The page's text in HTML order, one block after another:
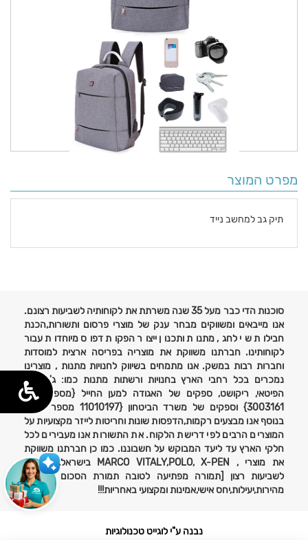
מפרט המוצר
תיק גב למחשב נייד
סוכנות הדי כבר מעל 35 שנה משרתת את לקוחותיה לשביעות רצונם.
אנו מייבאים ומשווקים מבחר ענק של מוצרי פרסום ותשורות,הכנת
חבילות שי לחג, מתנות ותכנון ייצור הפקות דפוס מיוחדות עבור
לקוחותינו. חברתנו משווקת את מוצריה בפריסה ארצית למוסדות
וחברות רבות במשק. אנו מתמחים בשיווק לחנויות מתנות , מוצרינו
נמכרים בכל רחבי הארץ בחנויות ורשתות מתנות כמו: ג'נטלמן,
הפיטאי, ריקושט, ספקים של האגודה למען החייל {מספר ספק
3003161} וספקים של משרד הביטחון {11010197 מספר ספק}
בנוסף אנו מבצעים רקמות,הדפסות שונות וחריטות לייזר מקצועיות על
המוצרים הרבים לפי דרישת הלקוח. את התשורות אנו מעבירים לכל
חלקי הארץ עד ליעד המבוקש על חשבוננו. כמו כן חברתנו משווקת
את מוצרי , MARCO VITALY,POLO, X-PEN בישראל. אחריות
לשביעות רצון [תמורה מפתיעה לטובה תמורת הסכום ששולם}
מהירות,יעילות,יחס אישי,אמינות ומקצועי באחריות!!!
נבנה ע"י לוגייט טכנולוגיות